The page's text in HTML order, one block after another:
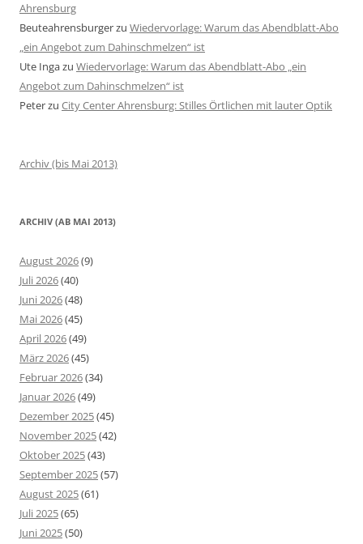
Ahrensburg
Beuteahrensburgerzu Wiedervorlage: Warum das Abendblatt-Abo
„ein Angebot zum Dahinschmelzen“ ist
Ute Ingazu Wiedervorlage: Warum das Abendblatt-Abo „ein
Angebot zum Dahinschmelzen“ ist
Peterzu City Center Ahrensburg: Stilles Örtlichen mit lauter Optik
Archiv (bis Mai 2013)
ARCHIV (AB MAI 2013)
August 2026(9)
Juli 2026(40)
Juni 2026(48)
Mai 2026(45)
April 2026(49)
März 2026(45)
Februar 2026(34)
Januar 2026(49)
Dezember 2025(45)
November 2025(42)
Oktober 2025(43)
September 2025(57)
August 2025(61)
Juli 2025(65)
Juni 2025(50)